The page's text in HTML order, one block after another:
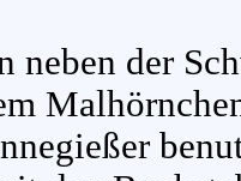
neben der